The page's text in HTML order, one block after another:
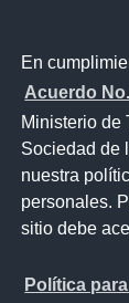
En
Acuerdo
Ministerio de
Sociedad de
nuestra
personales.
sitio debe
Política
Entérate